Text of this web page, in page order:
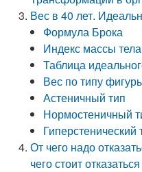
Вес в 40 лет.
Формула Брока
Индекс массы тела
Таблица
Вес по типу
Астеничный тип
Нормостеничный
Гиперстенический
От чего надо
чего стоит